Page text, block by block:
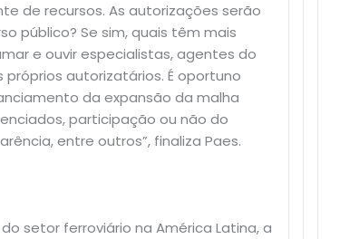
de recursos. As autorizações serão
público? Se sim, quais têm mais
e ouvir especialistas, agentes do
autorizatários. É oportuno
da expansão da malha
participação ou não do
entre outros”, finaliza Paes.
setor ferroviário na América Latina, a